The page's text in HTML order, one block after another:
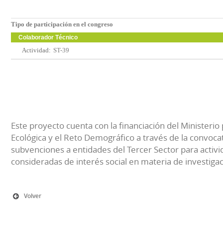
Tipo de participación en el congreso
Colaborador Técnico
Actividad: ST-39
Este proyecto cuenta con la financiación del Ministerio
Ecológica y el Reto Demográfico a través de la
subvenciones a entidades del Tercer Sector para
consideradas de interés social en materia de
Volver